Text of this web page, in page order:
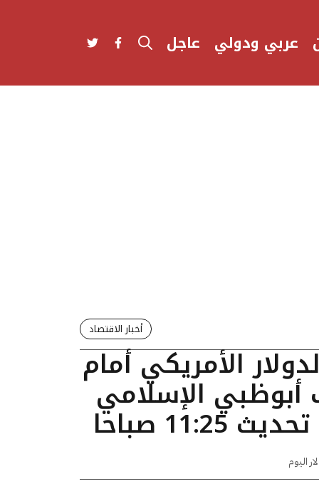
عربي ودولي عاجل
أخبار الاقتصاد
الأمريكي أمام
أبوظبي الإسلامي
صباحا
اليوم